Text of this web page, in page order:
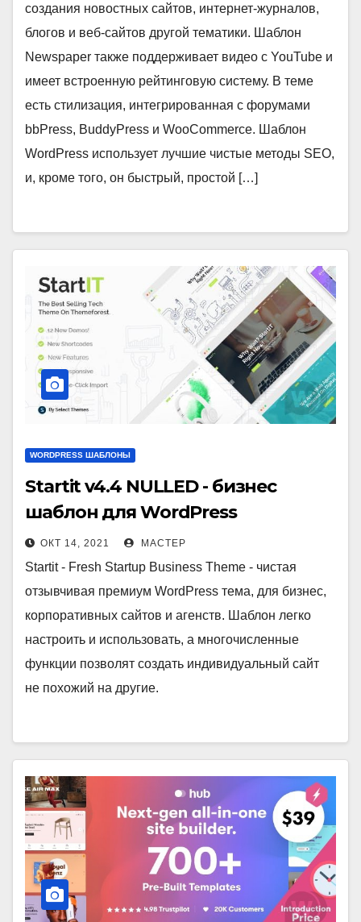
создания новостных сайтов, интернет-журналов,
блогов и веб-сайтов другой тематики. Шаблон
Newspaper также поддерживает видео с YouTube и
имеет встроенную рейтинговую систему. В теме
есть стилизация, интегрированная с форумами
bbPress, BuddyPress и WooCommerce. Шаблон
WordPress использует лучшие чистые методы SEO,
и, кроме того, он быстрый, простой […]
WORDPRESS ШАБЛОНЫ
Startit v4.4 NULLED - бизнес
шаблон для WordPress
ОКТ 14, 2021 МАСТЕР
Startit - Fresh Startup Business Theme - чистая
отзывчивая премиум WordPress тема, для бизнес,
корпоративных сайтов и агенств. Шаблон легко
настроить и использовать, а многочисленные
функции позволят создать индивидуальный сайт
не похожий на другие.